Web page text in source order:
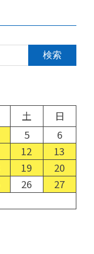
土
日
5
6
12
13
19
20
26
27